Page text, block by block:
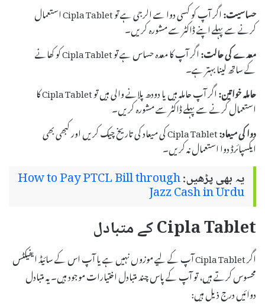
حساسیت:
اگر آپ کو کسی دوا سے الرجی ہے تو Cipla Tablet استعمال
کرنے سے پہلے اپنے ڈاکٹر سے مشورہ کریں۔
معدے کی حالت:
اگر آپ کا معدہ حساس ہے تو Cipla Tablet کو کھانے
کے ساتھ لینا بہتر ہے۔
حاملہ خواتین:
اگر آپ حاملہ ہیں یا دودھ پلانے والی ہیں تو Cipla Tablet کا
استعمال کرنے سے پہلے ڈاکٹر سے مشورہ کریں۔
دوا کی میعاد:
Cipla Tablet کی میعاد کی تاریخ چیک کریں اور کبھی بھی
ایکسپائرڈ دوا استعمال نہ کریں۔
یہ بھی پڑھیں:How to Pay PTCL Bill through
Jazz Cash in Urdu
Cipla Tablet کے متبادل
اگر Cipla Tablet آپ کے لیے موزوں نہیں ہے یا آپ اس کے سائیڈ ایفیکٹس
محسوس کرتے ہیں، تو آپ کے پاس چند متبادل اختیارات موجود ہیں۔ یہ متبادل
دوائیں درج ذیل ہیں: